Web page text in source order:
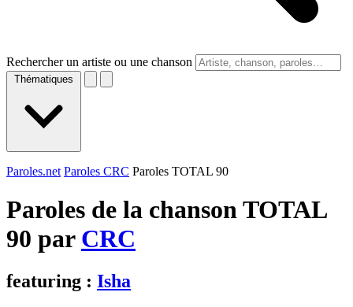
Rechercher un artiste ou une chanson
Thématiques
Paroles.net Paroles CRC Paroles TOTAL 90
Paroles de la chanson TOTAL
90 par CRC
featuring : Isha